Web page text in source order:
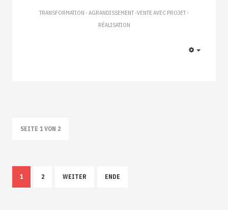
TRANSFORMATION - AGRANDISSEMENT -VENTE AVEC PROJET -
RÉALISATION
SEITE 1 VON 2
1 2 WEITER ENDE